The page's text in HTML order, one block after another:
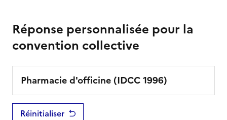
Réponse personnalisée pour la
convention collective
Pharmacie d'officine (IDCC1996)
Réinitialiser